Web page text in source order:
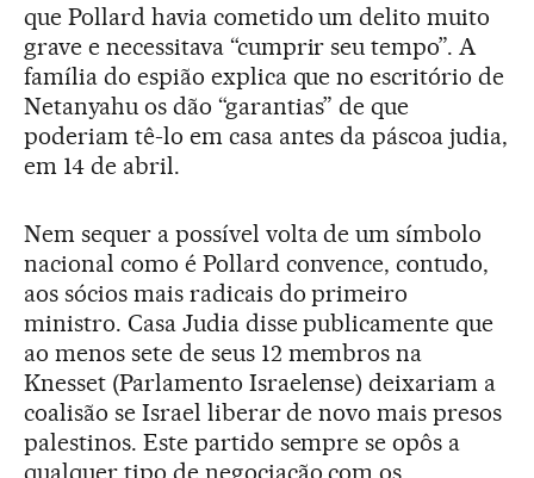
que Pollard havia cometido um delito muito
grave e necessitava “cumprir seu tempo”. A
família do espião explica que no escritório de
Netanyahu os dão “garantias” de que
poderiam tê-lo em casa antes da páscoa judia,
em 14 de abril.
Nem sequer a possível volta de um símbolo
nacional como é Pollard convence, contudo,
aos sócios mais radicais do primeiro
ministro. Casa Judia disse publicamente que
ao menos sete de seus 12 membros na
Knesset (Parlamento Israelense) deixariam a
coalisão se Israel liberar de novo mais presos
palestinos. Este partido sempre se opôs a
qualquer tipo de negociação com os